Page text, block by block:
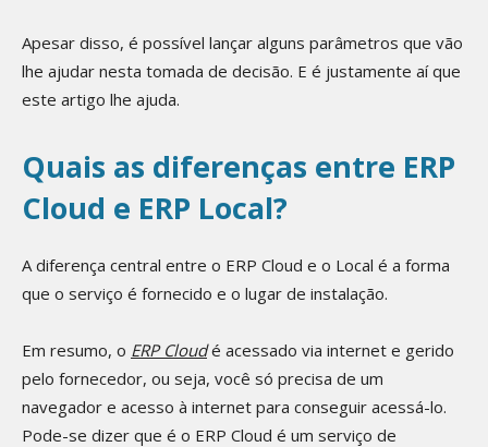
Apesar disso, é possível lançar alguns parâmetros que vão
lhe ajudar nesta tomada de decisão. E é justamente aí que
este artigo lhe ajuda.
Quais as diferenças entre ERP
Cloud e ERP Local?
A diferença central entre o ERP Cloud e o Local é a forma
que o serviço é fornecido e o lugar de instalação.
Em resumo, o ERP Cloudé acessado via internet e gerido
pelo fornecedor, ou seja, você só precisa de um
navegador e acesso à internet para conseguir acessá-lo.
Pode-se dizer que é o ERP Cloud é um serviço de